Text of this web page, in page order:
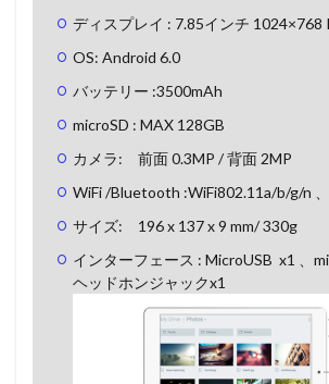
ディスプレイ : 7.85インチ 1024×768
OS: Android 6.0
バッテリー :3500mAh
microSD : MAX 128GB
カメラ: 前面 0.3MP / 背面 2MP
WiFi /Bluetooth :WiFi802.11a/b/g/n
サイズ: 196 x 137 x 9 mm/ 330g
インターフェース : MicroUSB x1 、
ヘッドホンジャックx1